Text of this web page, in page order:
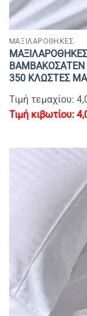
ΜΑΞΙΛΑΡΟΘΗΚΕΣ
ΒΑΜΒΑΚΟΣΑΤΕΝ
350 ΚΛΩΣΤΕΣ
Τιμή τεμαχίου: